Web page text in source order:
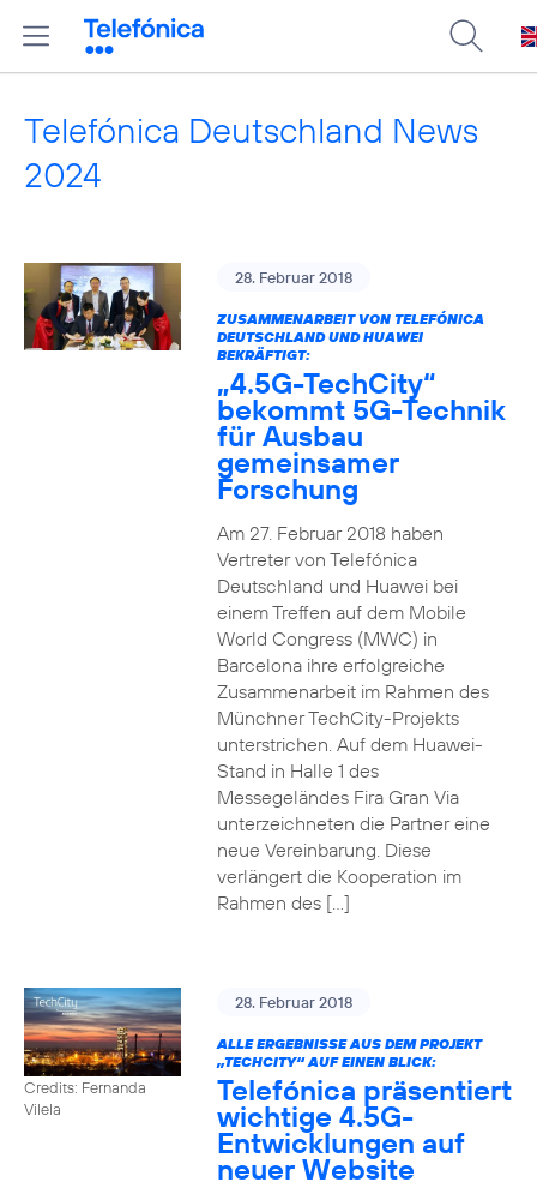
Telefónica Deutschland News
2024
28. Februar 2018
ZUSAMMENARBEIT VON TELEFÓNICA
DEUTSCHLAND UND HUAWEI
BEKRÄFTIGT:
„4.5G-TechCity“
bekommt 5G-Technik
für Ausbau
gemeinsamer
Forschung
Am 27. Februar 2018 haben
Vertreter von Telefónica
Deutschland und Huawei bei
einem Treffen auf dem Mobile
World Congress (MWC) in
Barcelona ihre erfolgreiche
Zusammenarbeit im Rahmen des
Münchner TechCity-Projekts
unterstrichen. Auf dem Huawei-
Stand in Halle 1 des
Messegeländes Fira Gran Via
unterzeichneten die Partner eine
neue Vereinbarung. Diese
verlängert die Kooperation im
Rahmen des […]
Credits: Fernanda
Vilela
28. Februar 2018
ALLE ERGEBNISSE AUS DEM PROJEKT
„TECHCITY“ AUF EINEN BLICK:
Telefónica präsentiert
wichtige 4.5G-
Entwicklungen auf
neuer Website